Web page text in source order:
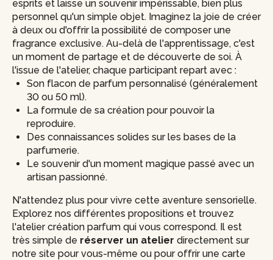
esprits et laisse un souvenir impérissable, bien plus
personnel qu'un simple objet. Imaginez la joie de créer
à deux ou d'offrir la possibilité de composer une
fragrance exclusive. Au-delà de l'apprentissage, c'est
un moment de partage et de découverte de soi. À
l'issue de l'atelier, chaque participant repart avec :
Son flacon de parfum personnalisé (généralement
30 ou 50 ml).
La formule de sa création pour pouvoir la
reproduire.
Des connaissances solides sur les bases de la
parfumerie.
Le souvenir d'un moment magique passé avec un
artisan passionné.
N'attendez plus pour vivre cette aventure sensorielle.
Explorez nos différentes propositions et trouvez
l'atelier création parfum qui vous correspond. Il est
très simple de réserver un atelier directement sur
notre site pour vous-même ou pour offrir une carte